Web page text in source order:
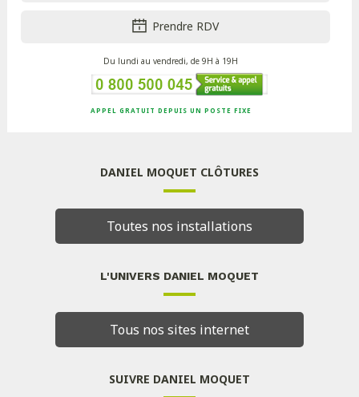
Prendre RDV
Du lundi au vendredi, de 9H à 19H
APPEL GRATUIT DEPUIS UN POSTE FIXE
DANIEL MOQUET CLÔTURES
Toutes nos installations
L'UNIVERS DANIEL MOQUET
Tous nos sites internet
SUIVRE DANIEL MOQUET